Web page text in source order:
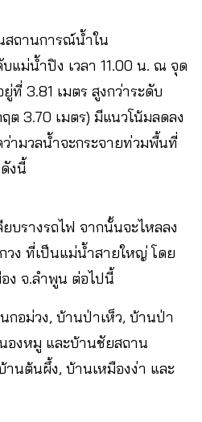
สถานการณ์น้ำใน
แม่น้ำปิง เวลา 11.00 น. ณ จุด
ที่ 3.81 เมตร สูงกว่าระดับ
ต 3.70 เมตร) มีแนวโน้มลดลง
ามวลน้ำจะกระจายท่วมพื้นที่
งนี้
บรางรถไฟ จากนั้นจะไหลลง
วง ที่เป็นแม่น้ำสายใหญ่ โดย
ง จ.ลำพูน ต่อไปนี้
กอม่วง, บ้านป่าเห็ว, บ้านป่า
องหมู และบ้านชัยสถาน
านต้นผึ้ง, บ้านเหมืองง่า และ